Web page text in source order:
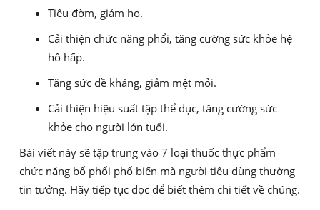
Tiêu đờm, giảm ho.
Cải thiện chức năng phổi, tăng cường sức khỏe hệ
hô hấp.
Tăng sức đề kháng, giảm mệt mỏi.
Cải thiện hiệu suất tập thể dục, tăng cường sức
khỏe cho người lớn tuổi.
Bài viết này sẽ tập trung vào 7 loại thuốc thực phẩm
chức năng bổ phổi phổ biến mà người tiêu dùng thường
tin tưởng. Hãy tiếp tục đọc để biết thêm chi tiết về chúng.